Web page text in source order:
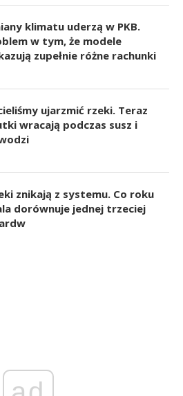
klimatu uderzą w PKB.
w tym, że modele
zupełnie różne rachunki
ujarzmić rzeki. Teraz
wracają podczas susz i
znikają z systemu. Co roku
dorównuje jednej trzeciej